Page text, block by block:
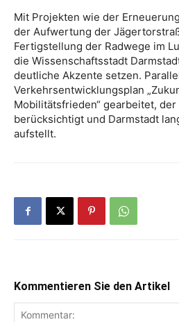
Mit Projekten wie der
der Aufwertung der
Fertigstellung der Radwege im
die Wissenschaftsstadt
deutliche Akzente setzen.
Verkehrsentwicklungsplan
Mobilitätsfrieden“ gearbeitet,
berücksichtigt und Darmstadt
aufstellt.
Kommentieren Sie den Artikel